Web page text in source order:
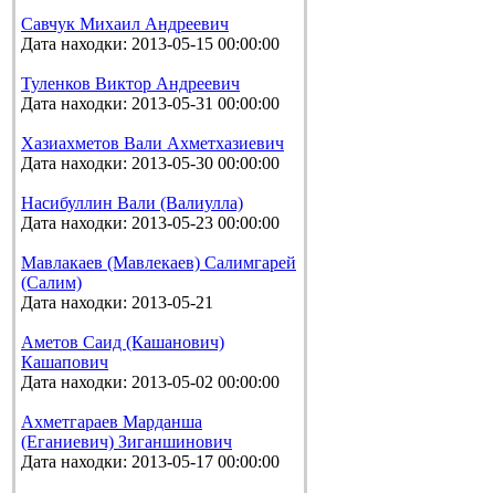
Савчук Михаил Андреевич
Дата находки: 2013-05-15 00:00:00
Туленков Виктор Андреевич
Дата находки: 2013-05-31 00:00:00
Хазиахметов Вали Ахметхазиевич
Дата находки: 2013-05-30 00:00:00
Насибуллин Вали (Валиулла)
Дата находки: 2013-05-23 00:00:00
Мавлакаев (Мавлекаев) Салимгарей
(Салим)
Дата находки: 2013-05-21
Аметов Саид (Кашанович)
Кашапович
Дата находки: 2013-05-02 00:00:00
Ахметгараев Марданша
(Еганиевич) Зиганшинович
Дата находки: 2013-05-17 00:00:00